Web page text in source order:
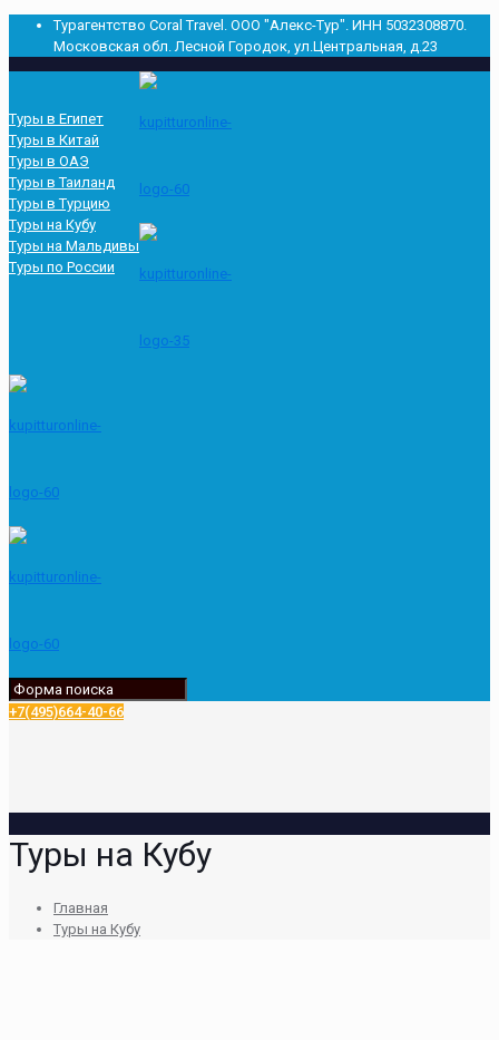
Турагентство Сoral Travel. ООО "Алекс-Тур". ИНН 5032308870.
Московская обл. Лесной Городок, ул.Центральная, д.23
Туры в Египет
Туры в Китай
Туры в ОАЭ
Туры в Таиланд
Туры в Турцию
Туры на Кубу
Туры на Мальдивы
Туры по России
+7(495)664-40-66
Туры на Кубу
Главная
Туры на Кубу